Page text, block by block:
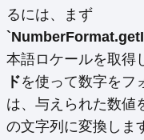
るには、まず
本語ロケールを取得
ドを使って数字をフ
は、与えられた数値
の文字列に変換しま